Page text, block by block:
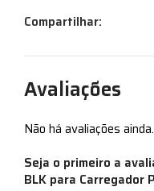
Compartilhar:
Avaliações
Não há avaliações ainda.
Seja o primeiro a
BLK para Carregador